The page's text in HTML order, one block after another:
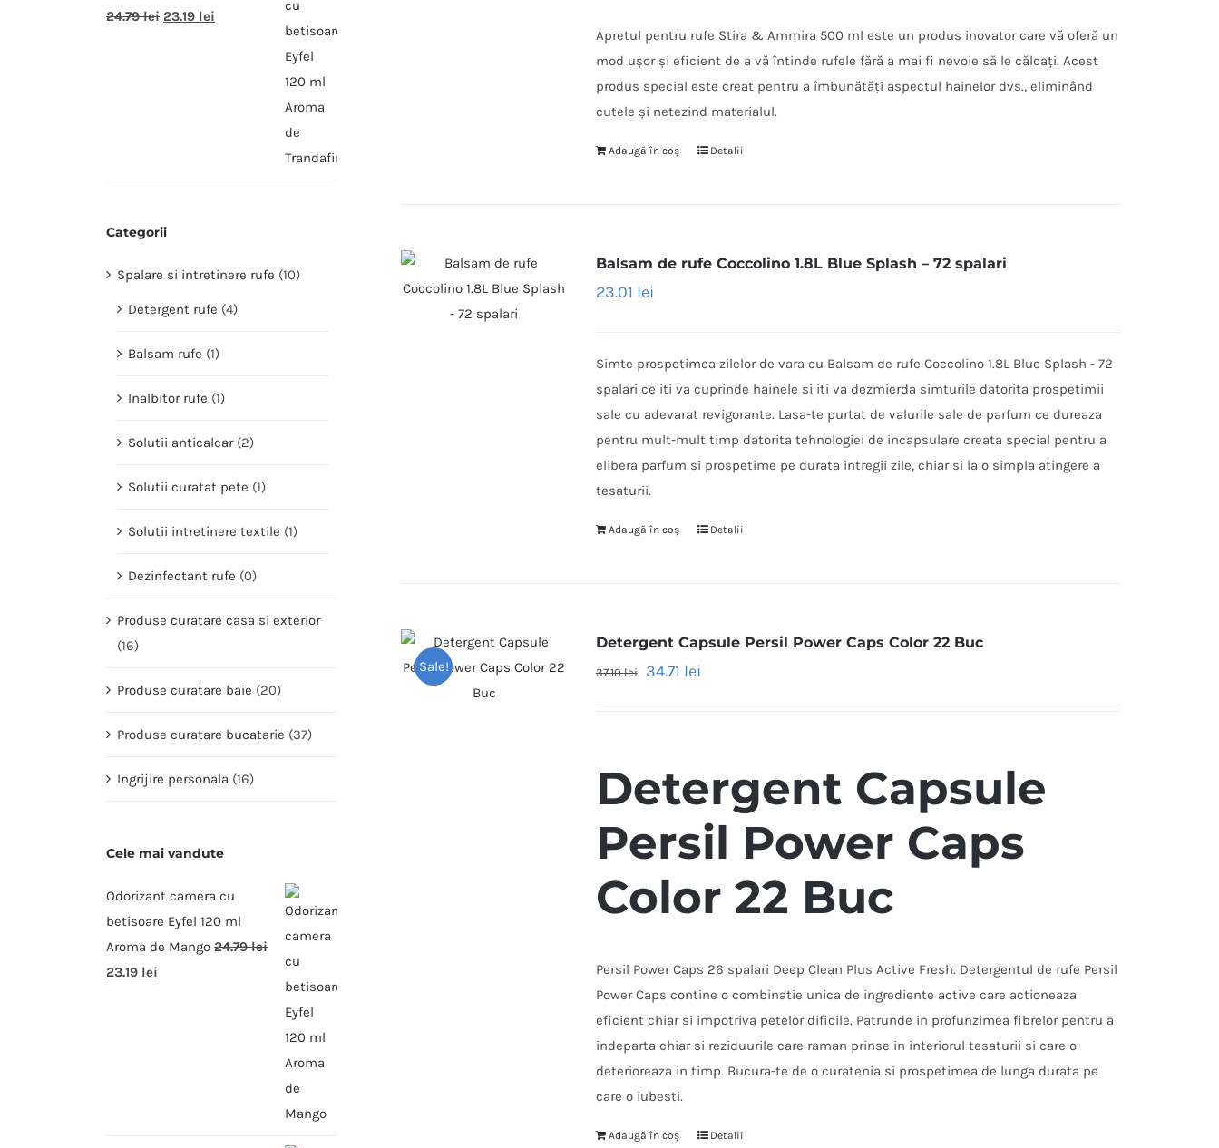
Apretul pentru rufe Stira & Ammira 500 ml este un produs inovator care vă oferă un
mod ușor și eficient de a vă întinde rufele fără a mai fi nevoie să le călcați. Acest
produs special este creat pentru a îmbunătăți aspectul hainelor dvs., eliminând
cutele și netezind materialul.
Adaugă în coș Detalii
Balsam de rufe Coccolino 1.8L Blue Splash – 72 spalari
23.01 lei
Simte prospetimea zilelor de vara cu Balsam de rufe Coccolino 1.8L Blue Splash - 72
spalari ce iti va cuprinde hainele si iti va dezmierda simturile datorita prospetimii
sale cu adevarat revigorante. Lasa-te purtat de valurile sale de parfum ce dureaza
pentru mult-mult timp datorita tehnologiei de incapsulare creata special pentru a
elibera parfum si prospetime pe durata intregii zile, chiar si la o simpla atingere a
tesaturii.
Adaugă în coș Detalii
Sale!
Detergent Capsule Persil Power Caps Color 22 Buc
37.10lei 34.71 lei
Detergent Capsule
Persil Power Caps
Color 22 Buc
Persil Power Caps 26 spalari Deep Clean Plus Active Fresh. Detergentul de rufe Persil
Power Caps contine o combinatie unica de ingrediente active care actioneaza
eficient chiar si impotriva petelor dificile. Patrunde in profunzimea fibrelor pentru a
indeparta chiar si reziduurile care raman prinse in interiorul tesaturii si care o
deterioreaza in timp. Bucura-te de o curatenia si prospetimea de lunga durata pe
care o iubesti.
Adaugă în coș Detalii
24.79lei 23.19 lei
Categorii
Spalare si intretinere rufe (10)
Detergent rufe (4)
Balsam rufe (1)
Inalbitor rufe (1)
Solutii anticalcar (2)
Solutii curatat pete (1)
Solutii intretinere textile (1)
Dezinfectant rufe (0)
Produse curatare casa si exterior
(16)
Produse curatare baie (20)
Produse curatare bucatarie (37)
Ingrijire personala (16)
Cele mai vandute
Odorizant camera cu
betisoare Eyfel 120 ml
Aroma de Mango 24.79lei
23.19 lei